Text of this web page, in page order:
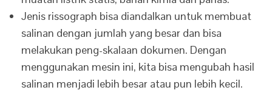
Jenis rissograph bisa diandalkan untuk membuat
salinan dengan jumlah yang besar dan bisa
melakukan peng-skalaan dokumen. Dengan
menggunakan mesin ini, kita bisa mengubah hasil
salinan menjadi lebih besar atau pun lebih kecil.